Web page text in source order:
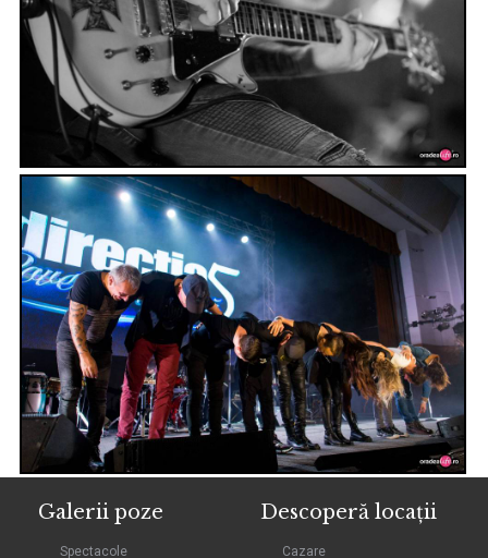
Galerii poze
Spectacole
Descoperă locații
Cazare